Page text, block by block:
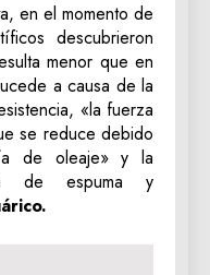
en el momento de
descubrieron
menor que en
a causa de la
«la fuerza
se reduce debido
de oleaje» y la
de espuma y